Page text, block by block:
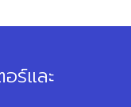
ร์และ